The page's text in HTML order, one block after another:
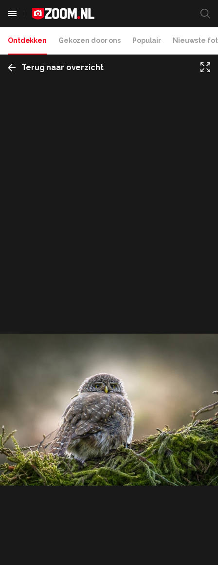
Ontdekken Gekozen door ons Populair Nieuwste
Terug naar overzicht